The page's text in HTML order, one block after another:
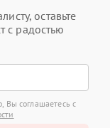
оставьте
с радостью
Вы соглашаетесь с